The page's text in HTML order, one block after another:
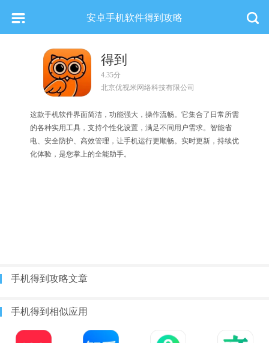
安卓手机软件得到攻略
得到
4.35分
北京优视米网络科技有限公司
这款手机软件界面简洁，功能强大，操作流畅。它集合了日常所需
的各种实用工具，支持个性化设置，满足不同用户需求。智能省
电、安全防护、高效管理，让手机运行更顺畅。实时更新，持续优
化体验，是您掌上的全能助手。
手机得到攻略文章
手机得到相似应用